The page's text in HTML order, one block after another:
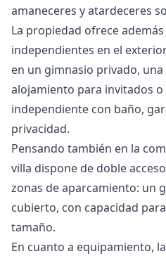
amaneceres y atardeceres
La propiedad ofrece
independientes en el
en un gimnasio privado,
alojamiento para invitados o
independiente con baño,
privacidad.
Pensando también en la
villa dispone de doble
zonas de aparcamiento: un
cubierto, con capacidad
tamaño.
En cuanto a equipamiento,